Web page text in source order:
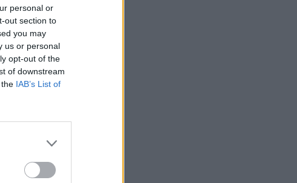
personal or
out section to
you may
us or personal
opt-out of the
of downstream
IAB’s List of